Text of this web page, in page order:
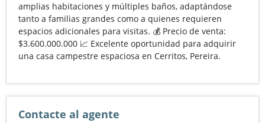
amplias habitaciones y múltiples baños, adaptándose
tanto a familias grandes como a quienes requieren
espacios adicionales para visitas. 💰 Precio de venta:
$3.600.000.000 📈 Excelente oportunidad para adquirir
una casa campestre espaciosa en Cerritos, Pereira.
Contacte al agente